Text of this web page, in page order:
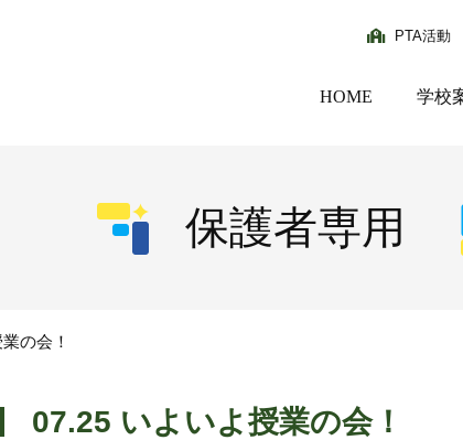
PTA活動
HOME 学校
保護者専用
の会！
07.25 いよいよ授業の会！